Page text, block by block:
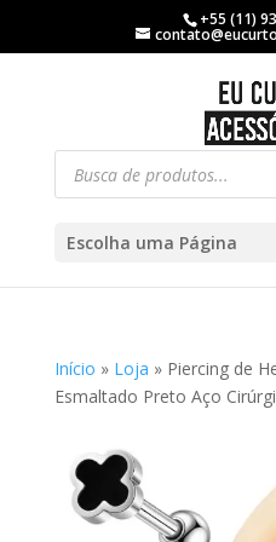
+55 (11)
Escolha uma Página
Início » Loja » Piercing de
Esmaltado Preto Aço